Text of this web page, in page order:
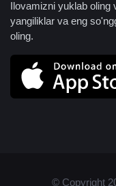
Ilovamizni yuklab oling
yangiliklar va eng
oling.
© Copyright